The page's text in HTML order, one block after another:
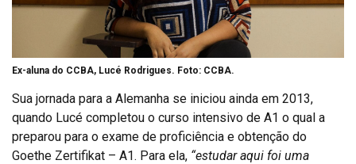
Ex-aluna do CCBA, Lucé Rodrigues. Foto: CCBA.
Sua jornada para a Alemanha se iniciou ainda em 2013,
quando Lucé completou o curso intensivo de A1 o qual a
preparou para o exame de proficiência e obtenção do
Goethe Zertifikat – A1. Para ela, “estudar aqui foi uma